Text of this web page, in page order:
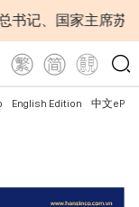
国家主席苏林：越
English Edition 中文